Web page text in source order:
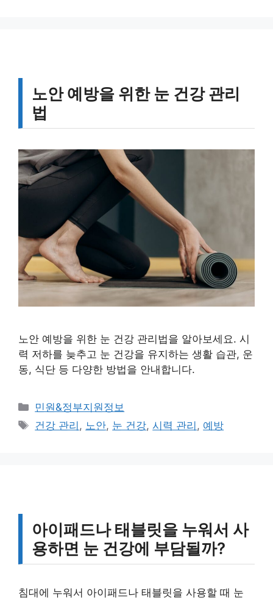
노안 예방을 위한 눈 건강 관리
법
노안 예방을 위한 눈 건강 관리법을 알아보세요. 시
력 저하를 늦추고 눈 건강을 유지하는 생활 습관, 운
동, 식단 등 다양한 방법을 안내합니다.
카
테
민원&정부지원정보
태
건강 관리 , 노안, 눈 건강,시력 관리 , 예방
아이패드나 태블릿을 누워서 사
용하면 눈 건강에 부담될까?
침대에 누워서 아이패드나 태블릿을 사용할 때 눈